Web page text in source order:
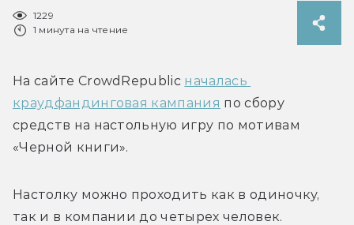
1229
1 минута на чтение
На сайте CrowdRepublic началась
краудфандинговая кампания по сбору
средств на настольную игру по мотивам
«Черной книги».
Настолку можно проходить как в одиночку,
так и в компании до четырех человек.